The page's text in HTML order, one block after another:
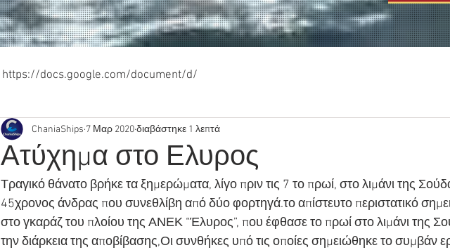
https://docs.google.com/document/d/
Ατύχημα στο Ελυρος
ChaniaShips 7 Μαρ 2020διαβάστηκε 1 λεπτά
Τραγικό θάνατο βρήκε τα ξημερώματα, λίγο πριν τις 7 το πρωί, στο λιμάνι της
45χρονος άνδρας που συνεθλίβη από δύο φορτηγά.το απίστευτο περιστατικό
στο γκαράζ του πλοίου της ΑΝΕΚ “Έλυρος”, που έφθασε το πρωί στο λιμάνι της
την διάρκεια της αποβίβασης,Οι συνθήκες υπό τις οποίες σημειώθηκε το συμβάν